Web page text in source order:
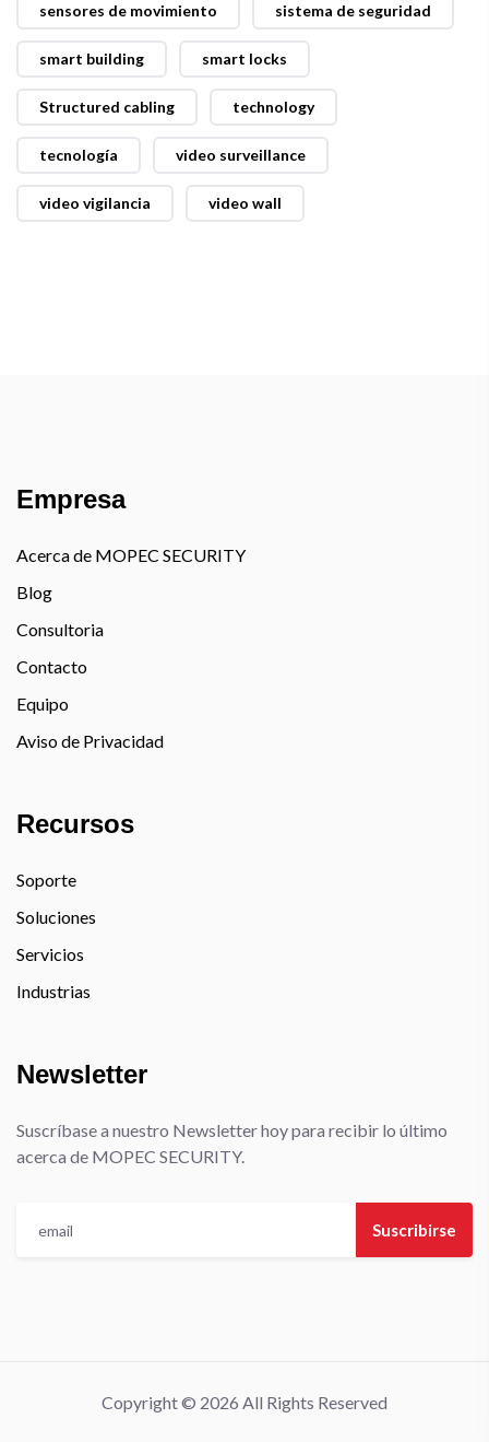
sensores de movimiento sistema de seguridad
smart building smart locks
Structured cabling technology
tecnología video surveillance
video vigilancia video wall
Empresa
Acerca de MOPEC SECURITY
Blog
Consultoria
Contacto
Equipo
Aviso de Privacidad
Recursos
Soporte
Soluciones
Servicios
Industrias
Newsletter
Suscríbase a nuestro Newsletter hoy para recibir lo último
acerca de MOPEC SECURITY.
Suscribirse
Copyright © 2026 All Rights Reserved